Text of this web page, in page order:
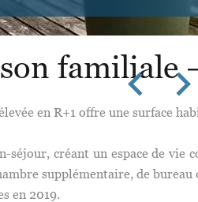
familiale
en R+1 offre une surface
créant un espace de
supplémentaire, de bureau
en 2019.